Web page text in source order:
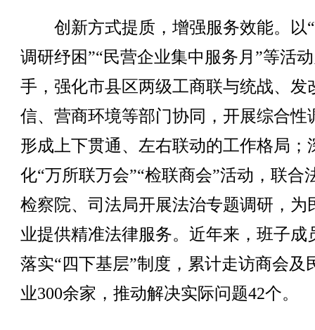
创新方式提质，增强服务效能。以
调研纾困”“民营企业集中服务月”等活
手，强化市县区两级工商联与统战、发
信、营商环境等部门协同，开展综合性
形成上下贯通、左右联动的工作格局；
化“万所联万会”“检联商会”活动，联合
检察院、司法局开展法治专题调研，为
业提供精准法律服务。近年来，班子成
落实“四下基层”制度，累计走访商会及
业300余家，推动解决实际问题42个。